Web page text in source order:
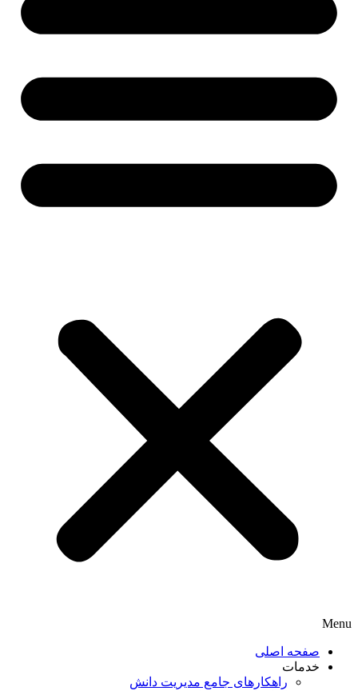
Menu
صفحه اصلی
خدمات
راهکارهای جامع مدیریت دانش